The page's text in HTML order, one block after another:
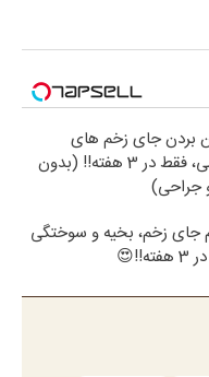
بردن جای زخم های
قدیمی، فقط در 3 هفته!! (بدون
جراحی)
جای زخم، بخیه و سوختگی